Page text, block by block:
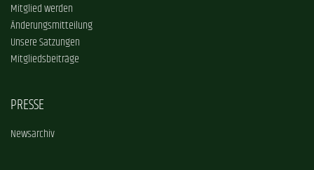
Mitglied werden
Änderungsmitteilung
Unsere Satzungen
Mitgliedsbeiträge
PRESSE
Newsarchiv